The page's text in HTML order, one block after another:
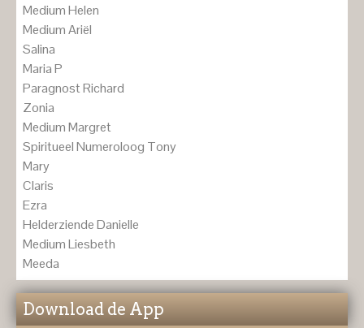
Medium Helen
Medium Ariël
Salina
Maria P
Paragnost Richard
Zonia
Medium Margret
Spiritueel Numeroloog Tony
Mary
Claris
Ezra
Helderziende Danielle
Medium Liesbeth
Meeda
Download de App